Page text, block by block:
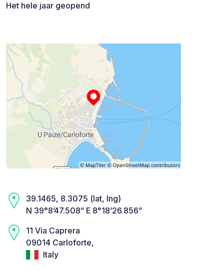
Het hele jaar geopend
39.1465, 8.3075 (lat, lng)
N 39°8’47.508” E 8°18’26.856”
11 Via Caprera
09014 Carloforte,
Italy